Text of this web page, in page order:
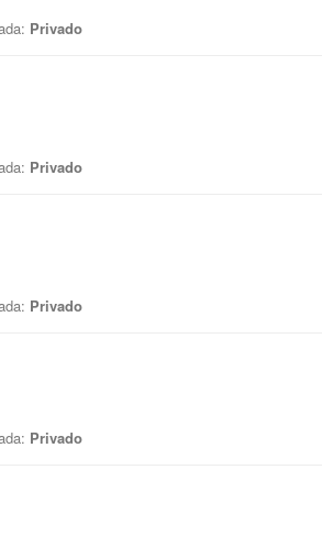
Privado
Privado
Privado
Privado